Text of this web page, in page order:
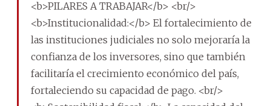
<b>PILARES A TRABAJAR</b> <br/>
<b>Institucionalidad:</b> El fortalecimiento de
las instituciones judiciales no solo mejoraría la
confianza de los inversores, sino que también
facilitaría el crecimiento económico del país,
fortaleciendo su capacidad de pago. <br/>